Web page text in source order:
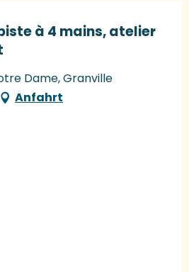
à 4 mains, atelier
Dame, Granville
Anfahrt